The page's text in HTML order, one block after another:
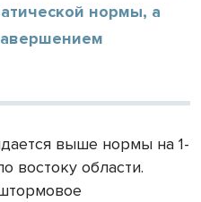
нормы, а
выше нормы на 1-
востоку области.